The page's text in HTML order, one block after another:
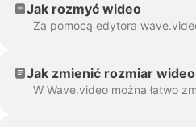
Jak rozmyć wideo
Jak zmienić rozmiar wideo